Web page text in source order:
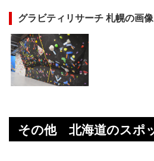
グラビティリサーチ 札幌の画像
その他 北海道のスポ